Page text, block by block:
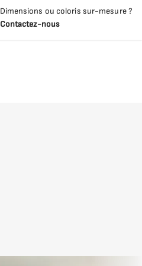
Dimensions ou coloris sur-mesure ?
Contactez-nous